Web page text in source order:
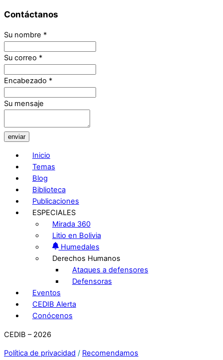
Contáctanos
Su nombre *
Su correo *
Encabezado *
Su mensaje
enviar
Inicio
Temas
Blog
Biblioteca
Publicaciones
ESPECIALES
Mirada 360
Litio en Bolivia
Humedales
Derechos Humanos
Ataques a defensores
Defensoras
Eventos
CEDIB Alerta
Conócenos
CEDIB – 2026
Política de privacidad / Recomendamos